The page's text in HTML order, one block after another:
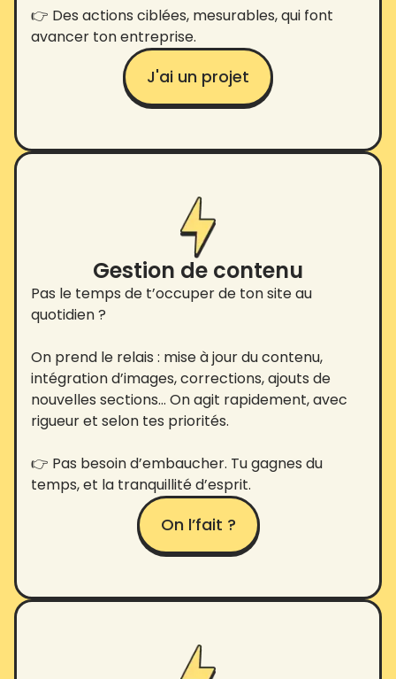
👉 Des actions ciblées, mesurables, qui font
avancer ton entreprise.
J'ai un projet
Gestion de contenu
Pas le temps de t’occuper de ton site au
quotidien ?
On prend le relais : mise à jour du contenu,
intégration d’images, corrections, ajouts de
nouvelles sections… On agit rapidement, avec
rigueur et selon tes priorités.
👉 Pas besoin d’embaucher. Tu gagnes du
temps, et la tranquillité d’esprit.
On l’fait ?